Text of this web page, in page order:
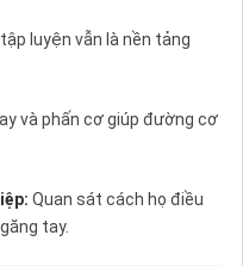
luyện vẫn là nền tảng
và phấn cơ giúp đường cơ
Quan sát cách họ điều
tay.